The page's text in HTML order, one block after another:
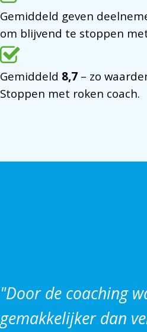
Gemiddeld geven
om blijvend te stoppen
Gemiddeld 8,7 – zo
Stoppen met roken coach.
"Door de coaching
gemakkelijker dan